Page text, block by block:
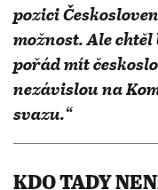
pozici
možnost. Ale
pořád mít
nezávislou na
svazu.“
KDO TADY